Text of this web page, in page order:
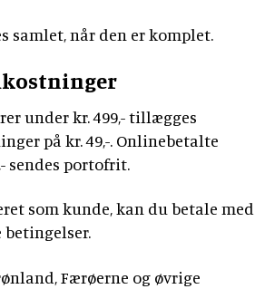
samlet, når den er komplet.
under kr. 499,- tillægges
på kr. 49,-. Onlinebetalte
sendes portofrit.
som kunde, kan du betale med
betingelser.
Færøerne og øvrige